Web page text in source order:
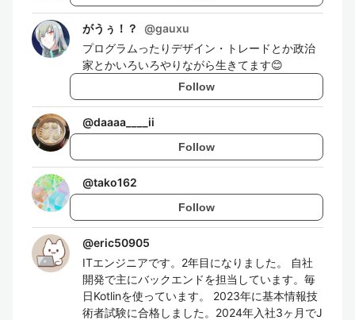
がうぅ！？ @gauxu
プログラムったりデザイン・トレードとか政治
家とかいろいろやりながら生きてます😊
Follow
@daaaa____ii
Follow
@tako162
Follow
@eric50905
ITエンジニアです。2年目になりました。 自社
開発で主にバックエンドを担当しています。毎
日Kotlinを使っています。 2023年に基本情報技
術者試験に合格しました。2024年入社3ヶ月でJ